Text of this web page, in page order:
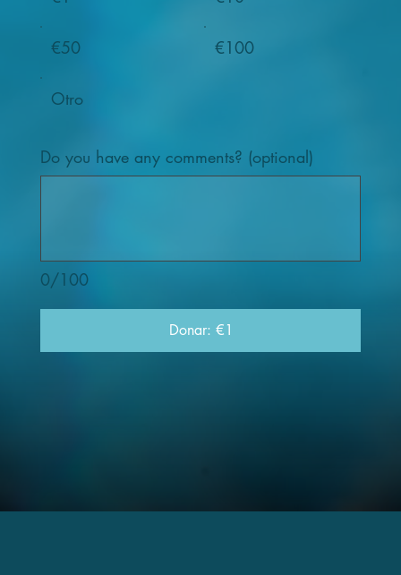
€50 €100
Otro
0/100
Do you have any comments? (optional)
Donar: €1